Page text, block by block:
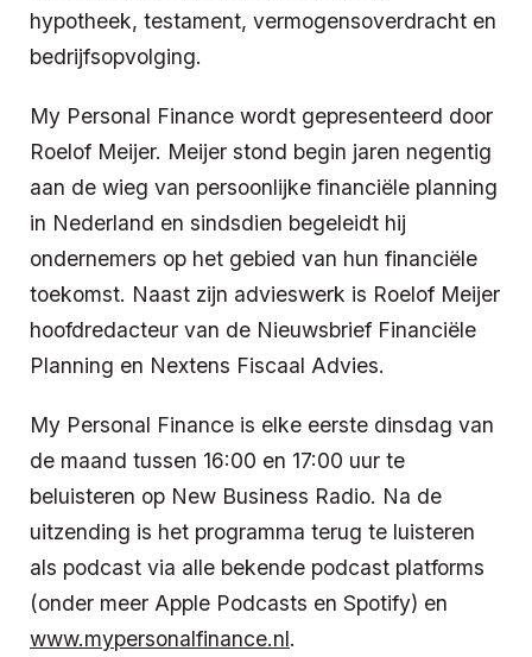
hypotheek, testament, vermogensoverdracht en
bedrijfsopvolging.
My Personal Finance wordt gepresenteerd door
Roelof Meijer. Meijer stond begin jaren negentig
aan de wieg van persoonlijke financiële planning
in Nederland en sindsdien begeleidt hij
ondernemers op het gebied van hun financiële
toekomst. Naast zijn advieswerk is Roelof Meijer
hoofdredacteur van de Nieuwsbrief Financiële
Planning en Nextens Fiscaal Advies.
My Personal Finance is elke eerste dinsdag van
de maand tussen 16:00 en 17:00 uur te
beluisteren op New Business Radio. Na de
uitzending is het programma terug te luisteren
als podcast via alle bekende podcast platforms
(onder meer Apple Podcasts en Spotify) en
www.mypersonalfinance.nl.